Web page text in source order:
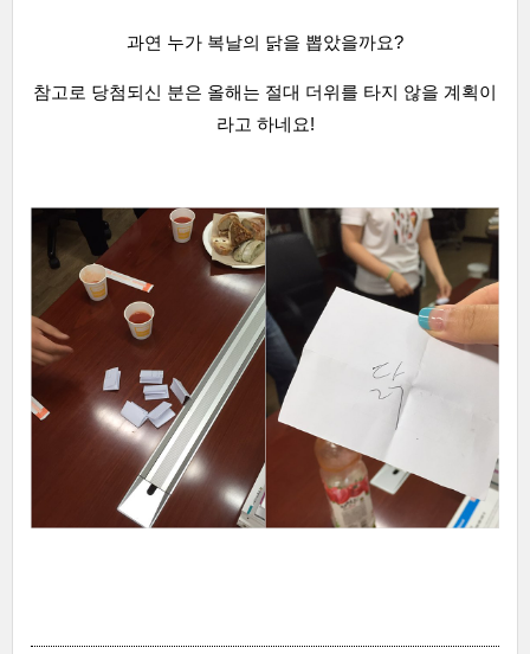
과연 누가 복날의 닭을 뽑았을까요?
참고로 당첨되신 분은 올해는 절대 더위를 타지 않을 계획이
라고 하네요!